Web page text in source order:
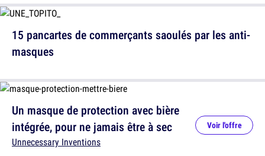
15 pancartes de commerçants saoulés par les anti-
masques
Un masque de protection avec bière
intégrée, pour ne jamais être à sec
Unnecessary Inventions
Voir l'offre